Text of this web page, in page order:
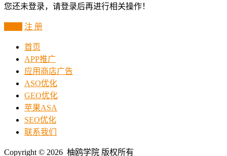
您还未登录，请登录后再进行相关操作！
注 册
首页
APP推广
应用商店广告
ASO优化
GEO优化
苹果ASA
SEO优化
联系我们
Copyright © 2026 柚鸥学院 版权所有